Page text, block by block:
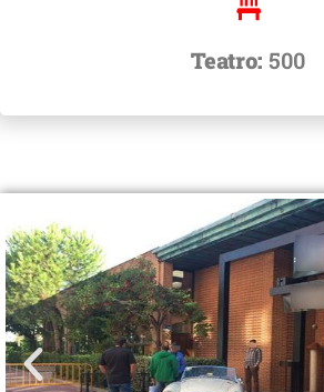
Teatro: 500